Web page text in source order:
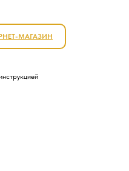
МАГАЗИН